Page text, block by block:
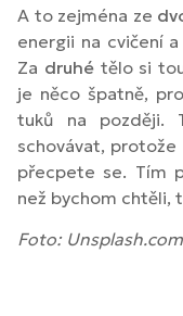
A to zejména ze
energii na cvičení
Za druhétělo si
je něco špatně,
tuků na později.
schovávat,
přecpete se. Tím
než bychom chtěli,
Foto: